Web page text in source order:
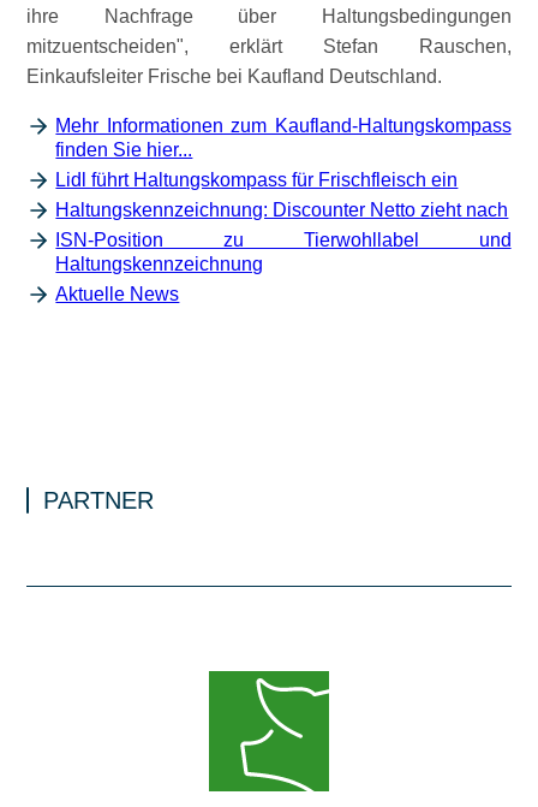
ihre Nachfrage über Haltungsbedingungen
mitzuentscheiden , erklärt Stefan Rauschen,
Einkaufsleiter Frische bei Kaufland Deutschland.
Mehr Informationen zum Kaufland-Haltungskompass
finden Sie hier...
Lidl führt Haltungskompass für Frischfleisch ein
Haltungskennzeichnung: Discounter Netto zieht nach
ISN-Position zu Tierwohllabel und
Haltungskennzeichnung
Aktuelle News
PARTNER